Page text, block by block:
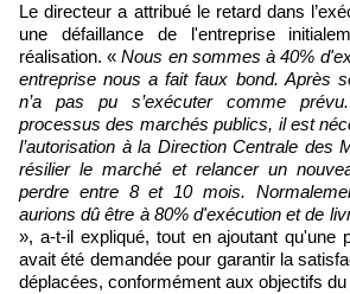
Le directeur a attribué le retard dans
une défaillance de l'entreprise
réalisation. «Nous en sommes à 40%
entreprise nous a fait faux bond. Après
n’a pas pu s’exécuter comme
processus des marchés publics, il est
l’autorisation à la Direction Centrale des
résilier le marché et relancer un
perdre entre 8 et 10 mois.
aurions dû être à 80% d'exécution et de
», a-t-il expliqué, tout en ajoutant qu'une
avait été demandée pour garantir la
déplacées, conformément aux objectifs du